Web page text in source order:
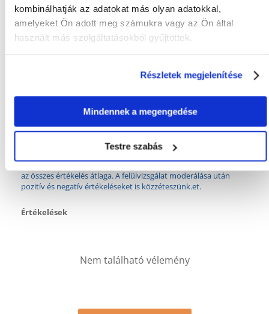
kombinálhatják az adatokat más olyan adatokkal,
amelyeket Ön adott meg számukra vagy az Ön által
használt más szolgáltatásokból gyűjtöttek.
Részletek megjelenítése
Mindennek a megengedése
Testre szabás
Tulajdonságok
CSOMAG SÚLYA
0.035
VITAPOL
Mi a termék értékelési szabályzat?
Csak regisztrált FERA.HU vásárlók írhatnak véleményt, akik
megvásárolták ezt a terméket. A csillagok által adott értékelés
az összes értékelés átlaga. A felülvizsgálat moderálása után
pozitív és negatív értékeléseket is közzéteszünk.et.
Értékelések
Nem található vélemény